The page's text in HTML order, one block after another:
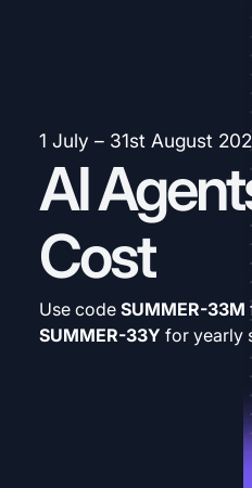
1 July – 31st August
AI
Cost
Use code SUMMER-33M
SUMMER-33Y for yearly